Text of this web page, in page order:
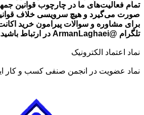
تمام فعالیت‌های ما در چارچوب قوانین
صورت می‌گیرد و هیچ سرویسی خلاف
برای مشاوره و سوالات پیرامون خرید
تلگرام @ArmanLaghaei در ارتباط باشید.
نماد اعتماد الکترونیک
نماد عضویت در انجمن صنفی کسب و کار